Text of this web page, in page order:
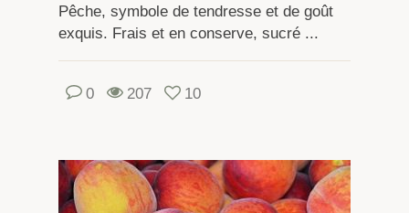
Pêche, symbole de tendresse et de goût
exquis. Frais et en conserve, sucré ...
0 207 10